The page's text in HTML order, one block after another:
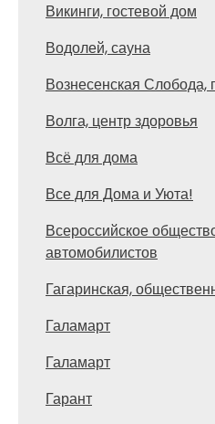
Викинги, гостевой дом
Водолей, сауна
Вознесенская Слобода,
Волга, центр здоровья
Всё для дома
Все для Дома и Уюта!
Всероссийское
автомобилистов
Гагаринская,
Галамарт
Галамарт
Гарант